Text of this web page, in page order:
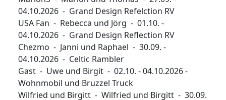
04.10.2026 - Grand Design Refelction RV
USA Fan - Rebecca und Jörg - 01.10. -
04.10.2026 - Grand Design Reflection RV
Chezmo - Janni und Raphael - 30.09. -
04.10.2026 - Celtic Rambler
Gast - Uwe und Birgit - 02.10. - 04.10.2026 -
Wohnmobil und Bruzzel Truck
Wilfried und Birgitt - Wilfried und Birgitt - 30.09.